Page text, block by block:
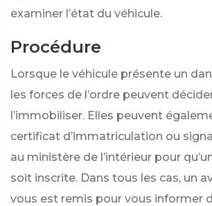
examiner l’état du véhicule.
Procédure
Lorsque le véhicule présente un
les forces de l’ordre peuvent
l’immobiliser. Elles peuvent
certificat d’immatriculation ou
au ministère de l’intérieur pour
soit inscrite. Dans tous les cas, un
vous est remis pour vous informer